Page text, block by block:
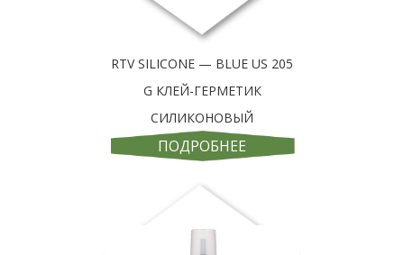
RTV SILICONE — BLUE US 205
G КЛЕЙ-ГЕРМЕТИК
СИЛИКОНОВЫЙ
ПОДРОБНЕЕ